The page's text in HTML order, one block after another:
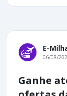
E-
06/08/
Ganhe